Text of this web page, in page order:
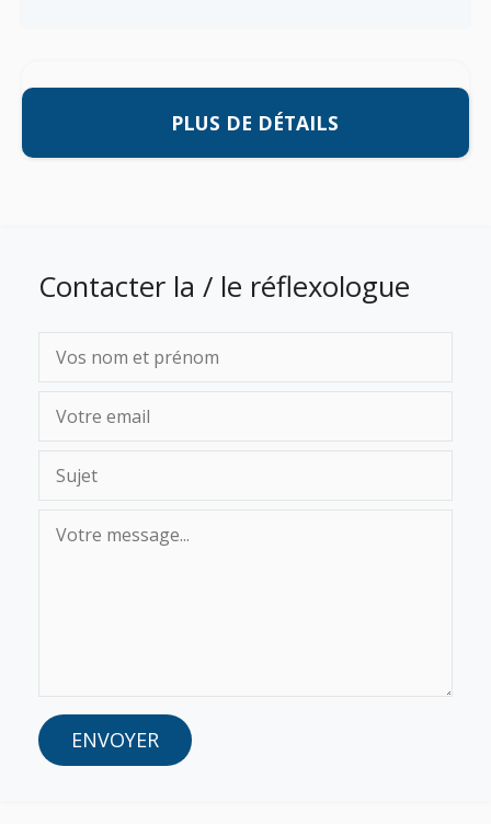
PLUS DE DÉTAILS
Contacter la / le réflexologue
ENVOYER